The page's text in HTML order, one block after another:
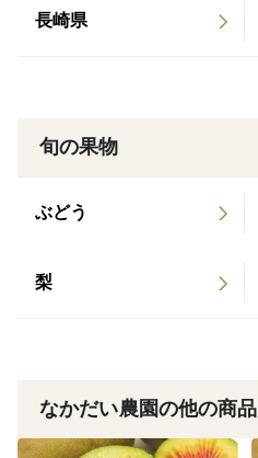
いただけたらと思います。
す。
長崎県
旬の果物
ぶどう
梨
なかだい農園の他の商品